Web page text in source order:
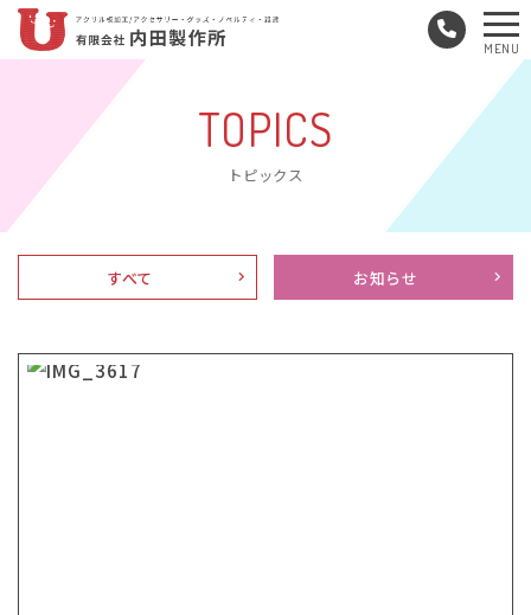
TOPICS
トピックス
すべて お知らせ
メ
ュ
MENU